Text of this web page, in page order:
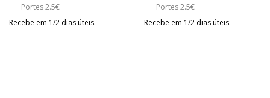
Portes 2.5€
Recebe em 1/2 dias úteis.
Portes 2.5€
Recebe em 1/2 dias úteis.